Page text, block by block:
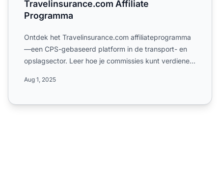
Travelinsurance.com Affiliate
Programma
Ontdek het Travelinsurance.com affiliateprogramma
—een CPS-gebaseerd platform in de transport- en
opslagsector. Leer hoe je commissies kunt verdienen
Aug 1, 2025